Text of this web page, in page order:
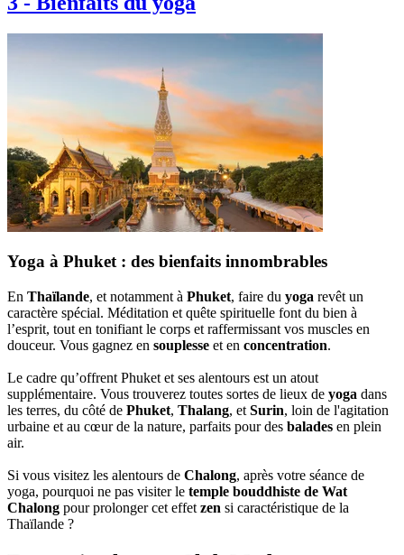
Yoga à Phuket : des bienfaits innombrables
En Thaïlande, et notamment à Phuket, faire du yoga revêt un
caractère spécial. Méditation et quête spirituelle font du bien à
l’esprit, tout en tonifiant le corps et raffermissant vos muscles en
douceur. Vous gagnez en souplesse et en concentration.
Le cadre qu’offrent Phuket et ses alentours est un atout
supplémentaire. Vous trouverez toutes sortes de lieux de yoga dans
les terres, du côté de Phuket, Thalang, et Surin, loin de l'agitation
urbaine et au cœur de la nature, parfaits pour des balades en plein
air.
Si vous visitez les alentours de Chalong, après votre séance de
yoga, pourquoi ne pas visiter le temple bouddhiste de Wat
Chalong pour prolonger cet effet zen si caractéristique de la
Thaïlande ?